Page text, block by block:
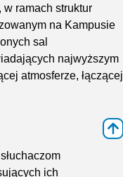
ramach struktur
na Kampusie
sal
najwyższym
atmosferze, łączącej
ich